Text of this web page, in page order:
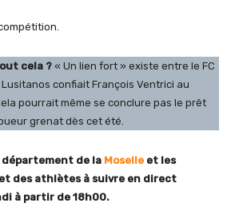
cela ? « Un lien fort » existe entre le FC
Lusitanos confiait François Ventrici au
pourrait même se conclure pas le prêt
grenat dès cet été.
de la Moselle et les
des athlètes à suivre en direct
à partir de 18h00.